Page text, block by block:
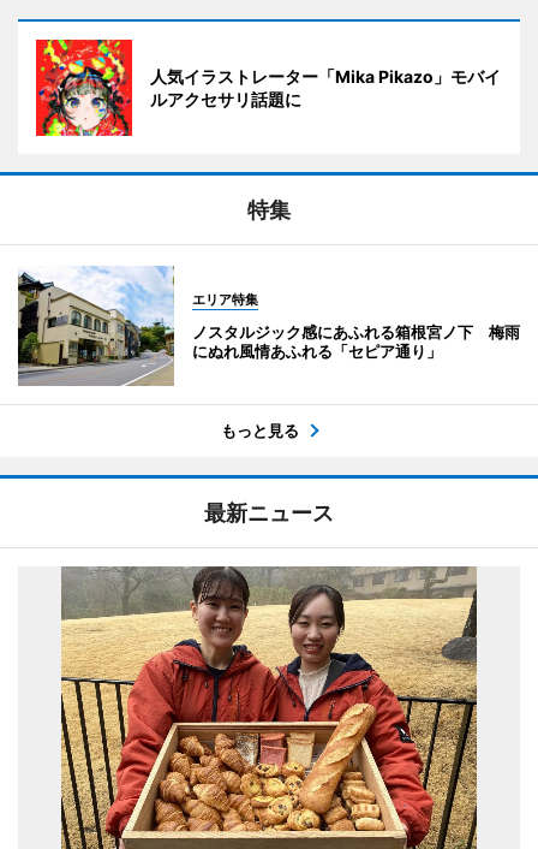
人気イラストレーター「Mika Pikazo」モバイ
ルアクセサリ話題に
特集
エリア特集
ノスタルジック感にあふれる箱根宮ノ下 梅雨
にぬれ風情あふれる「セピア通り」
もっと見る
最新ニュース